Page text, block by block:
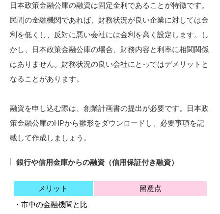
日本政策金融公庫の融資は固定金利であることが特徴です。
民間の金融機関であれば、財務状況が良い企業に対しては金
利を低くし、反対に悪い会社には金利を高く設定します。し
かし、日本政策金融公庫の場合、財務内容と利率に相関関係
はありません。財務状況の良い会社にとってはデメリットと
なることがあります。
融資を申し込む際は、創業計画書の提出が必要です。日本政
策金融公庫のHPから雛形をダウンロードし、必要事項を記
載して作成しましょう。
銀行や信用金庫からの融資（信用保証付き融資）
メリット
留意点
・市中の金融機関と比